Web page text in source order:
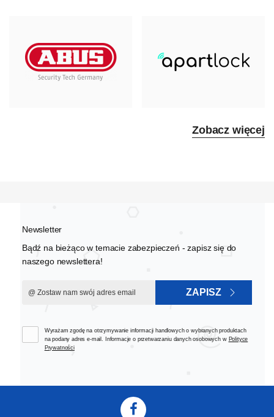
Zobacz więcej
Newsletter
Bądź na bieżąco w temacie zabezpieczeń - zapisz się do
naszego newslettera!
ZAPISZ
Wyrażam zgodę na otrzymywanie informacji handlowych o wybranych produktach
na podany adres e-mail. Informacje o przetwarzaniu danych osobowych w Polityce
Prywatności